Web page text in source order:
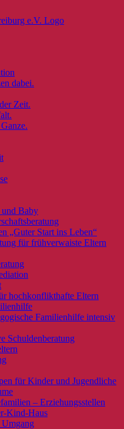
dabei.
Zeit.
und Baby
„Guter Start ins Leben“
für frühverwaiste Eltern
hochkonflikthafte Eltern
Familienhilfe intensiv
Schuldenberatung
für Kinder und Jugendliche
– Erziehungsstellen
Kind-Haus